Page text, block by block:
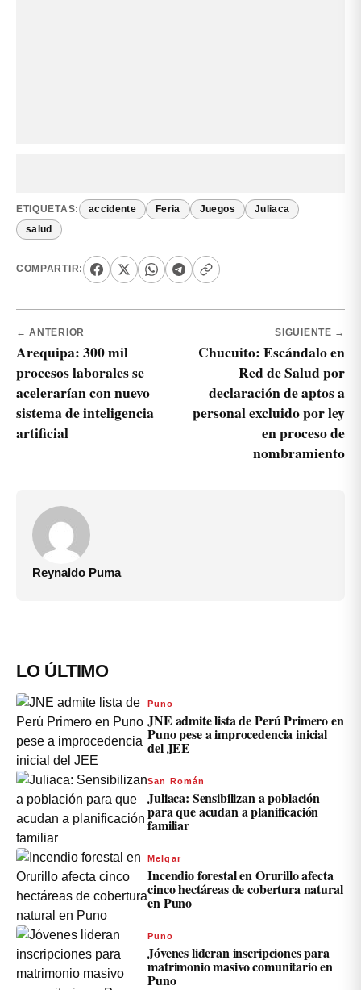
ETIQUETAS: accidente Feria Juegos Juliaca
salud
COMPARTIR:
← ANTERIOR
Arequipa: 300 mil
procesos laborales se
acelerarían con nuevo
sistema de inteligencia
artificial
SIGUIENTE →
Chucuito: Escándalo en
Red de Salud por
declaración de aptos a
personal excluido por ley
en proceso de
nombramiento
Reynaldo Puma
LO ÚLTIMO
Puno
JNE admite lista de Perú Primero en
Puno pese a improcedencia inicial
del JEE
San Román
Juliaca: Sensibilizan a población
para que acudan a planificación
familiar
Melgar
Incendio forestal en Orurillo afecta
cinco hectáreas de cobertura natural
en Puno
Puno
Jóvenes lideran inscripciones para
matrimonio masivo comunitario en
Puno